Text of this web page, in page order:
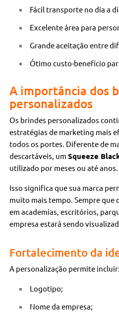
Fácil transporte no dia a
Excelente área para
Grande aceitação entre
Ótimo custo-benefício
A importância dos
personalizados
Os brindes personalizados
estratégias de marketing mais
todos os portes. Diferente de
descartáveis, umSqueeze
utilizado por meses ou até anos.
Isso significa que sua marca
muito mais tempo. Sempre que
em academias, escritórios,
empresa estará sendo
Fortalecimento da
A personalização permite incluir:
Logotipo;
Nome da empresa;